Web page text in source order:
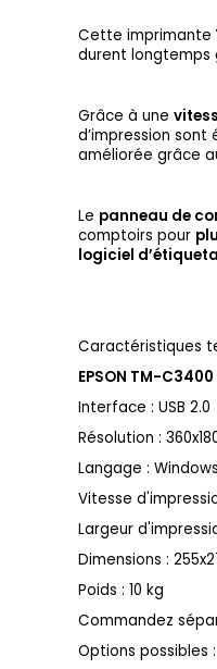
Cette imprimante
durent longtemps
Grâce à une
d’impression sont
améliorée grâce
Le panneau de
comptoirs pour
logiciel
Caractéristiques
EPSON TM-
Interface : USB 2.0
Résolution :
Langage :
Vitesse
Largeur
Dimensions :
Poids : 10 kg
Commandez
Options possibles